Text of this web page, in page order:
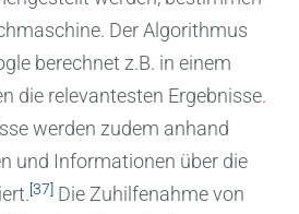
Der Algorithmus
berechnet z.B. in einem
die relevantesten Ergebnisse.
werden zudem anhand
und Informationen über die
[37] Die Zuhilfenahme von